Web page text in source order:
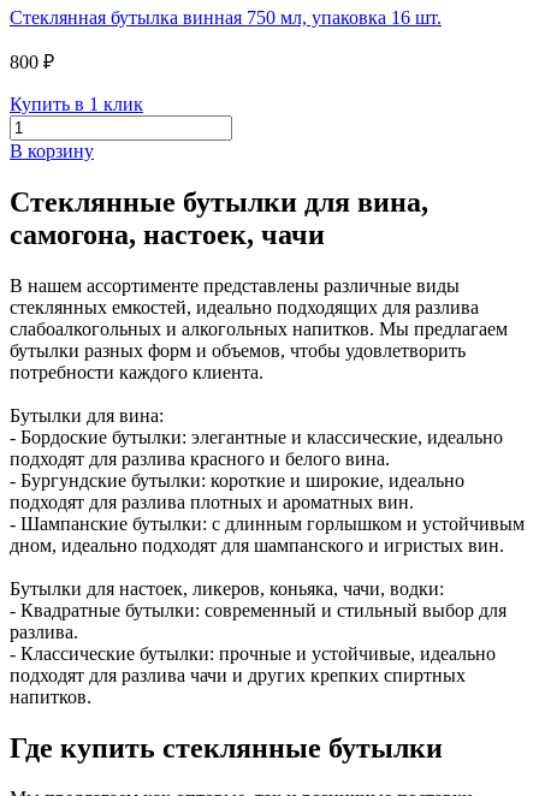
Стеклянная бутылка винная 750 мл, упаковка 16 шт.
800 ₽
Купить в 1 клик
В корзину
Стеклянные бутылки для вина,
самогона, настоек, чачи
В нашем ассортименте представлены различные виды
стеклянных емкостей, идеально подходящих для разлива
слабоалкогольных и алкогольных напитков. Мы предлагаем
бутылки разных форм и объемов, чтобы удовлетворить
потребности каждого клиента.
Бутылки для вина:
- Бордоские бутылки: элегантные и классические, идеально
подходят для разлива красного и белого вина.
- Бургундские бутылки: короткие и широкие, идеально
подходят для разлива плотных и ароматных вин.
- Шампанские бутылки: с длинным горлышком и устойчивым
дном, идеально подходят для шампанского и игристых вин.
Бутылки для настоек, ликеров, коньяка, чачи, водки:
- Квадратные бутылки: современный и стильный выбор для
разлива.
- Классические бутылки: прочные и устойчивые, идеально
подходят для разлива чачи и других крепких спиртных
напитков.
Где купить стеклянные бутылки